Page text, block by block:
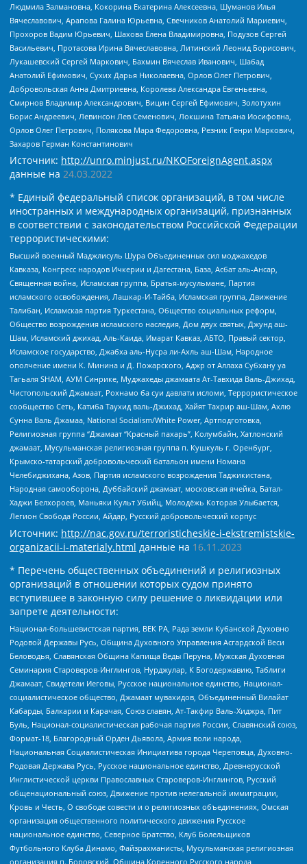
Людмила Залмановна, Кокорина Екатерина Алексеевна, Шуманов Илья
Вячеславович, Арапова Галина Юрьевна, Свечников Анатолий Мариевич,
Прохоров Вадим Юрьевич, Шахова Елена Владимировна, Подузов Сергей
Васильевич, Протасова Ирина Вячеславовна, Литинский Леонид Борисович,
Лукашевский Сергей Маркович, Бахмин Вячеслав Иванович, Шабад
Анатолий Ефимович, Сухих Дарья Николаевна, Орлов Олег Петрович,
Добровольская Анна Дмитриевна, Королева Александра Евгеньевна,
Смирнов Владимир Александрович, Вицин Сергей Ефимович, Золотухин
Борис Андреевич, Левинсон Лев Семенович, Локшина Татьяна Иосифовна,
Орлов Олег Петрович, Полякова Мара Федоровна, Резник Генри Маркович,
Захаров Герман Константинович
Источник: http://unro.minjust.ru/NKOForeignAgent.aspx
данные на 24.03.2022
* Единый федеральный список организаций, в том числе
иностранных и международных организаций, признанных
в соответствии с законодательством Российской Федерации
террористическими:
Высший военный Маджлисуль Шура Объединенных сил моджахедов
Кавказа, Конгресс народов Ичкерии и Дагестана, База, Асбат аль-Ансар,
Священная война, Исламская группа, Братья-мусульмане, Партия
исламского освобождения, Лашкар-И-Тайба, Исламская группа, Движение
Талибан, Исламская партия Туркестана, Общество социальных реформ,
Общество возрождения исламского наследия, Дом двух святых, Джунд аш-
Шам, Исламский джихад, Аль-Каида, Имарат Кавказ, АБТО, Правый сектор,
Исламское государство, Джабха аль-Нусра ли-Ахль аш-Шам, Народное
ополчение имени К. Минина и Д. Пожарского, Аджр от Аллаха Субхану уа
Тагьаля SHAM, АУМ Синрике, Муджахеды джамаата Ат-Тавхида Валь-Джихад,
Чистопольский Джамаат, Рохнамо ба суи давлати исломи, Террористическое
сообщество Сеть, Катиба Таухид валь-Джихад, Хайят Тахрир аш-Шам, Ахлю
Сунна Валь Джамаа, National Socialism/White Power, Артподготовка,
Религиозная группа “Джамаат “Красный пахарь”, Колумбайн, Хатлонский
джамаат, Мусульманская религиозная группа п. Кушкуль г. Оренбург,
Крымско-татарский добровольческий батальон имени Номана
Челебиджихана, Азов, Партия исламского возрождения Таджикистана,
Народная самооборона, Дуббайский джамаат, московская ячейка, Батал-
Хаджи Белхороев, Маньяки Культ Убийц, Молодёжь Которая Улыбается,
Легион Свобода России, Айдар, Русский добровольческий корпус
Источник: http://nac.gov.ru/terroristicheskie-i-ekstremistskie-
organizacii-i-materialy.html данные на 16.11.2023
* Перечень общественных объединений и религиозных
организаций в отношении которых судом принято
вступившее в законную силу решение о ликвидации или
запрете деятельности:
Национал-большевистская партия, ВЕК РА, Рада земли Кубанской Духовно
Родовой Державы Русь, Община Духовного Управления Асгардской Веси
Беловодья, Славянская Община Капища Веды Перуна, Мужская Духовная
Семинария Староверов-Инглингов, Нурджулар, К Богодержавию, Таблиги
Джамаат, Свидетели Иеговы, Русское национальное единство, Национал-
социалистическое общество, Джамаат мувахидов, Объединенный Вилайат
Кабарды, Балкарии и Карачая, Союз славян, Ат-Такфир Валь-Хиджра, Пит
Буль, Национал-социалистическая рабочая партия России, Славянский союз,
Формат-18, Благородный Орден Дьявола, Армия воли народа,
Национальная Социалистическая Инициатива города Череповца, Духовно-
Родовая Держава Русь, Русское национальное единство, Древнерусской
Инглистической церкви Православных Староверов-Инглингов, Русский
общенациональный союз, Движение против нелегальной иммиграции,
Кровь и Честь, О свободе совести и о религиозных объединениях, Омская
организация общественного политического движения Русское
национальное единство, Северное Братство, Клуб Болельщиков
Футбольного Клуба Динамо, Файзрахманисты, Мусульманская религиозная
организация п. Боровский, Община Коренного Русского народа